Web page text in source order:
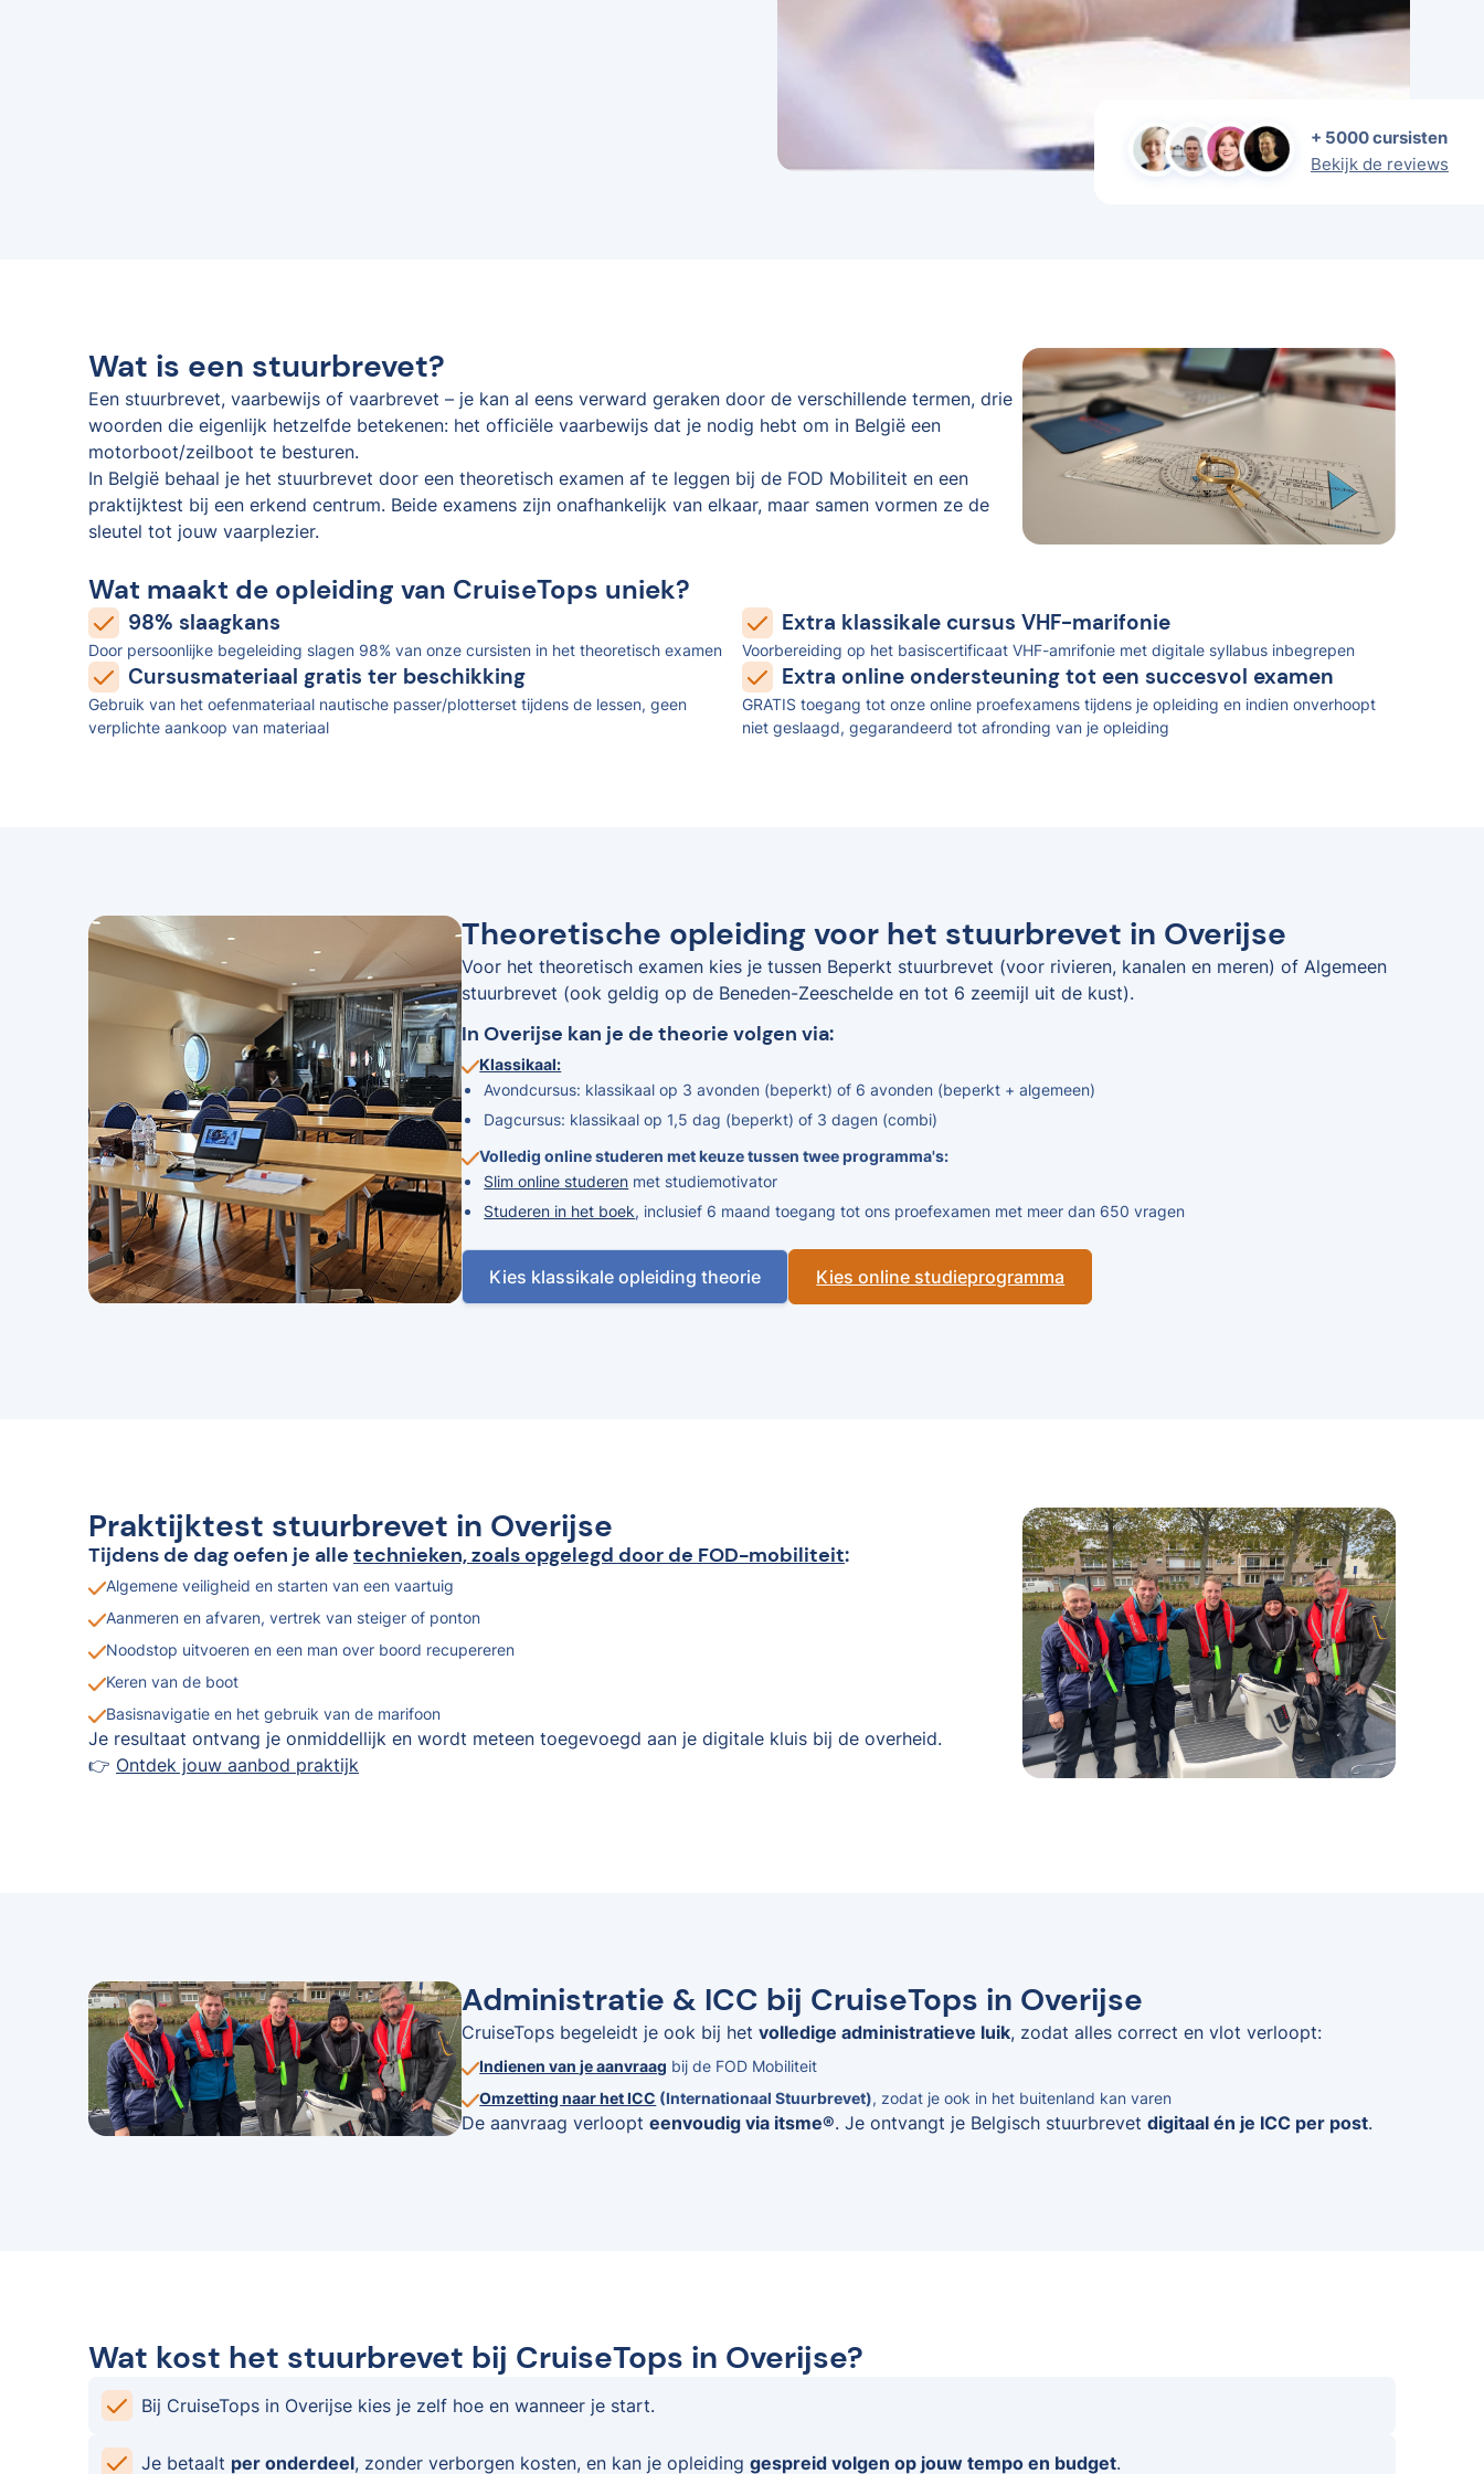
+ 5000 cursisten
Bekijk de reviews
Wat is een stuurbrevet?
Een stuurbrevet, vaarbewijs of vaarbrevet – je kan al eens verward geraken door de verschillende termen, drie
woorden die eigenlijk hetzelfde betekenen: het officiële vaarbewijs dat je nodig hebt om in België een
motorboot/zeilboot te besturen.
In België behaal je het stuurbrevet door een theoretisch examen af te leggen bij de FOD Mobiliteit en een
praktijktest bij een erkend centrum. Beide examens zijn onafhankelijk van elkaar, maar samen vormen ze de
sleutel tot jouw vaarplezier.
Wat maakt de opleiding van CruiseTops uniek?
98% slaagkans
Door persoonlijke begeleiding slagen 98% van onze cursisten in het theoretisch examen
Extra klassikale cursus VHF-marifonie
Voorbereiding op het basiscertificaat VHF-amrifonie met digitale syllabus inbegrepen
Cursusmateriaal gratis ter beschikking
Gebruik van het oefenmateriaal nautische passer/plotterset tijdens de lessen, geen
verplichte aankoop van materiaal
Extra online ondersteuning tot een succesvol examen
GRATIS toegang tot onze online proefexamens tijdens je opleiding en indien onverhoopt
niet geslaagd, gegarandeerd tot afronding van je opleiding
Theoretische opleiding voor het stuurbrevet in Overijse
Voor het theoretisch examen kies je tussen Beperkt stuurbrevet (voor rivieren, kanalen en meren) of Algemeen
stuurbrevet (ook geldig op de Beneden-Zeeschelde en tot 6 zeemijl uit de kust).
In Overijse kan je de theorie volgen via:
Klassikaal:
Avondcursus: klassikaal op 3 avonden (beperkt) of 6 avonden (beperkt + algemeen)
Dagcursus: klassikaal op 1,5 dag (beperkt) of 3 dagen (combi)
Volledig online studeren met keuze tussen twee programma's:
Slim online studeren met studiemotivator
Studeren in het boek, inclusief 6 maand toegang tot ons proefexamen met meer dan 650 vragen
Kies klassikale opleiding theorie Kies online studieprogramma
Praktijktest stuurbrevet in Overijse
Tijdens de dag oefen je alle technieken, zoals opgelegd door de FOD-mobiliteit:
Algemene veiligheid en starten van een vaartuig
Aanmeren en afvaren, vertrek van steiger of ponton
Noodstop uitvoeren en een man over boord recupereren
Keren van de boot
Basisnavigatie en het gebruik van de marifoon
Je resultaat ontvang je onmiddellijk en wordt meteen toegevoegd aan je digitale kluis bij de overheid.
👉 Ontdek jouw aanbod praktijk
Administratie & ICC bij CruiseTops in Overijse
CruiseTops begeleidt je ook bij hetvolledige administratieve luik, zodat alles correct en vlot verloopt:
Indienen van je aanvraag bij de FOD Mobiliteit
Omzetting naar het ICC (Internationaal Stuurbrevet), zodat je ook in het buitenland kan varen
De aanvraag verloopteenvoudig via itsme®. Je ontvangt je Belgisch stuurbrevetdigitaal én je ICC per post.
Wat kost het stuurbrevet bij CruiseTops in Overijse?
Bij CruiseTops in Overijse kies je zelf hoe en wanneer je start.
Je betaalt per onderdeel, zonder verborgen kosten, en kan je opleiding gespreid volgen op jouw tempo en budget.